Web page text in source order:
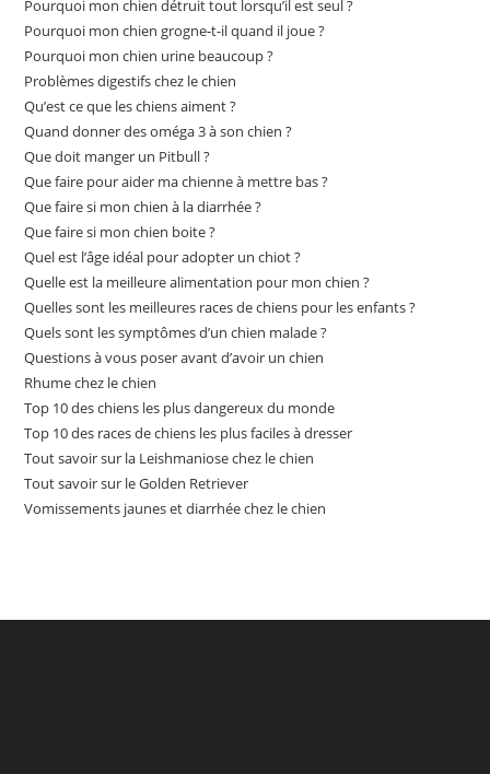
Pourquoi mon chien détruit tout lorsqu’il est seul ?
Pourquoi mon chien grogne-t-il quand il joue ?
Pourquoi mon chien urine beaucoup ?
Problèmes digestifs chez le chien
Qu’est ce que les chiens aiment ?
Quand donner des oméga 3 à son chien ?
Que doit manger un Pitbull ?
Que faire pour aider ma chienne à mettre bas ?
Que faire si mon chien à la diarrhée ?
Que faire si mon chien boite ?
Quel est l’âge idéal pour adopter un chiot ?
Quelle est la meilleure alimentation pour mon chien ?
Quelles sont les meilleures races de chiens pour les enfants ?
Quels sont les symptômes d’un chien malade ?
Questions à vous poser avant d’avoir un chien
Rhume chez le chien
Top 10 des chiens les plus dangereux du monde
Top 10 des races de chiens les plus faciles à dresser
Tout savoir sur la Leishmaniose chez le chien
Tout savoir sur le Golden Retriever
Vomissements jaunes et diarrhée chez le chien